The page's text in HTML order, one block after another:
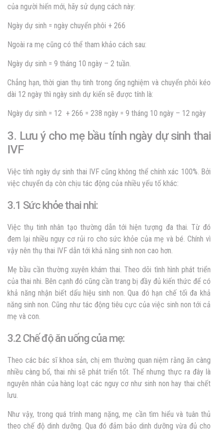
của người hiến mới, hãy sử dụng cách này:
Ngày dự sinh = ngày chuyển phôi + 266
Ngoài ra mẹ cũng có thể tham khảo cách sau:
Ngày dự sinh = 9 tháng 10 ngày – 2 tuần.
Chẳng hạn, thời gian thụ tinh trong ống nghiệm và chuyển phôi kéo
dài 12 ngày thì ngày sinh dự kiến sẽ được tính là:
Ngày dự sinh = 12 + 266 = 238 ngày = 9 tháng 10 ngày – 12 ngày
3. Lưu ý cho mẹ bầu tính ngày dự sinh thai
IVF
Việc tính ngày dự sinh thai IVFcũng không thể chính xác 100%. Bởi
việc chuyển dạ còn chịu tác động của nhiều yếu tố khác:
3.1 Sức khỏe thai nhi:
Việc thụ tinh nhân tạo thường dẫn tới hiện tượng đa thai. Từ đó
đem lại nhiều nguy cơ rủi ro cho sức khỏe của mẹ và bé. Chính vì
vậy nên thụ thai IVF dẫn tới khả năng sinh non cao hơn.
Mẹ bầu cần thường xuyên khám thai. Theo dõi tình hình phát triển
của thai nhi. Bên cạnh đó cũng cần trang bị đầy đủ kiến thức để có
khả năng nhận biết dấu hiệu sinh non. Qua đó hạn chế tối đa khả
năng sinh non. Cũng như tác động tiêu cực của việc sinh non tới cả
mẹ và con.
3.2 Chế độ ăn uống của mẹ:
Theo các bác sĩ khoa sản, chị em thường quan niệm rằng ăn càng
nhiều càng bổ, thai nhi sẽ phát triển tốt. Thế nhưng thực ra đây là
nguyên nhân của hàng loạt các nguy cơ như sinh non hay thai chết
lưu.
Như vậy, trong quá trình mang nặng, mẹ cần tìm hiểu và tuân thủ
theo chế độ dinh dưỡng. Qua đó đảm bảo dinh dưỡng vừa đủ cho